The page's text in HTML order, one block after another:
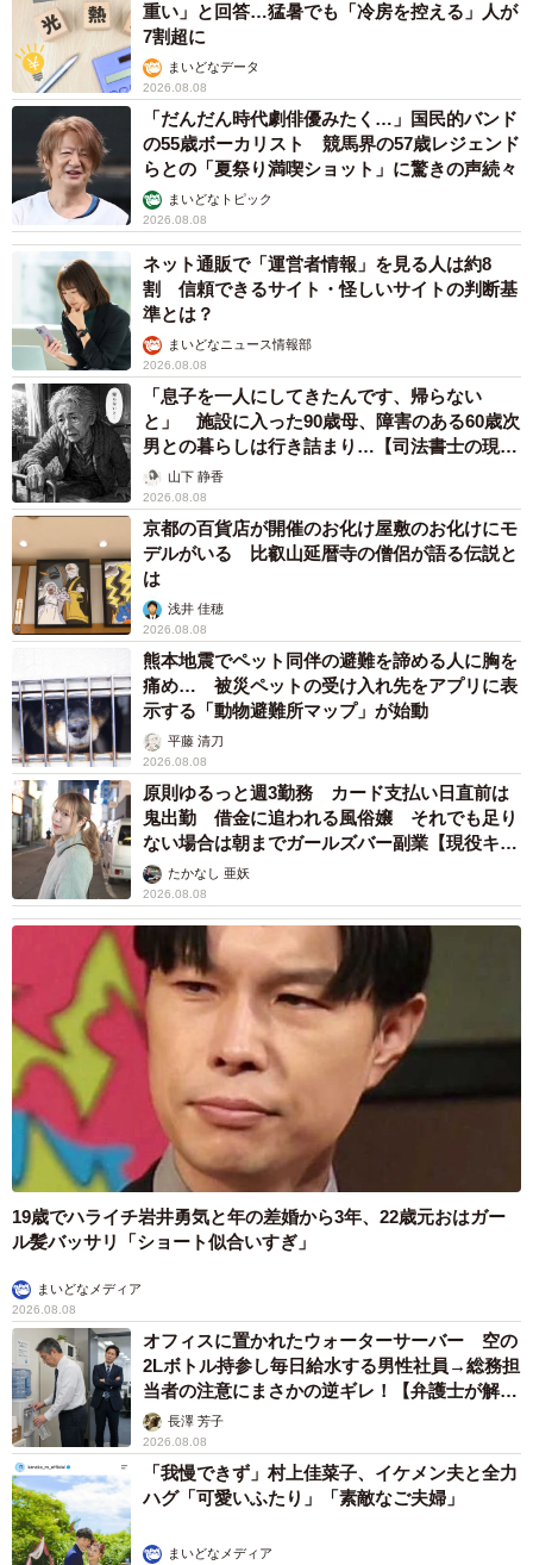
重い」と回答…猛暑でも「冷房を控える」人が
7割超に
まいどなデータ
2026.08.08
「だんだん時代劇俳優みたく…」国民的バンド
の55歳ボーカリスト 競馬界の57歳レジェンド
らとの「夏祭り満喫ショット」に驚きの声続々
まいどなトピック
2026.08.08
ネット通販で「運営者情報」を見る人は約8
割 信頼できるサイト・怪しいサイトの判断基
準とは？
まいどなニュース情報部
2026.08.08
「息子を一人にしてきたんです、帰らない
と」 施設に入った90歳母、障害のある60歳次
男との暮らしは行き詰まり…【司法書士の現場
から】山下 静香
2026.08.08
京都の百貨店が開催のお化け屋敷のお化けにモ
デルがいる 比叡山延暦寺の僧侶が語る伝説と
は
浅井 佳穂
2026.08.08
熊本地震でペット同伴の避難を諦める人に胸を
痛め… 被災ペットの受け入れ先をアプリに表
示する「動物避難所マップ」が始動
平藤 清刀
2026.08.08
原則ゆるっと週3勤務 カード支払い日直前は
鬼出勤 借金に追われる風俗嬢 それでも足り
ない場合は朝までガールズバー副業【現役キャ
ストに取材】
たかなし 亜妖
2026.08.08
19歳でハライチ岩井勇気と年の差婚から3年、22歳元おはガー
ル髪バッサリ「ショート似合いすぎ」
まいどなメディア
2026.08.08
オフィスに置かれたウォーターサーバー 空の
2Lボトル持参し毎日給水する男性社員→総務担
当者の注意にまさかの逆ギレ！【弁護士が解
説】長澤 芳子
2026.08.08
「我慢できず」村上佳菜子、イケメン夫と全力
ハグ「可愛いふたり」「素敵なご夫婦」
まいどなメディア